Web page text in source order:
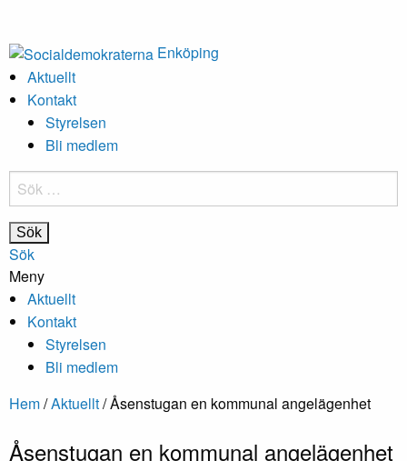
Enköping
Aktuellt
Kontakt
Styrelsen
Bli medlem
Sök
efter:
Sök
Meny
Aktuellt
Kontakt
Styrelsen
Bli medlem
Hem/Aktuellt/Åsenstugan en kommunal angelägenhet
Åsenstugan en kommunal angelägenhet